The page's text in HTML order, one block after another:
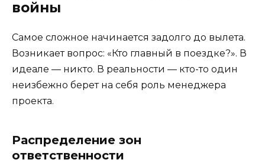
войны
Самое сложное начинается задолго до вылета.
Возникает вопрос: «Кто главный в поездке?». В
идеале — никто. В реальности — кто-то один
неизбежно берет на себя роль менеджера
проекта.
Распределение зон
ответственности